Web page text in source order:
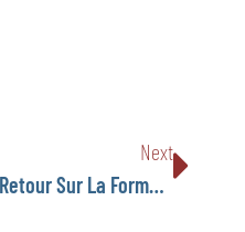
Next
Retour Sur La Formation Du 28 Avril – FIRST AID – SECOURISME